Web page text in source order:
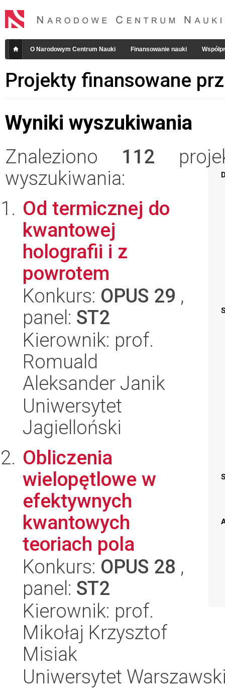
O Narodowym Centrum Nauki Finansowanie nauki
Projekty finansowane
Wyniki wyszukiwania
Znaleziono 112
wyszukiwania:
Od termicznej do
kwantowej
holografii i z
powrotem
Konkurs: OPUS 29 ,
panel: ST2
Kierownik: prof.
Romuald
Aleksander Janik
Uniwersytet
Jagielloński
Obliczenia
wielopętlowe w
efektywnych
kwantowych
teoriach pola
Konkurs: OPUS 28 ,
panel: ST2
Kierownik: prof.
Mikołaj Krzysztof
Misiak
Uniwersytet